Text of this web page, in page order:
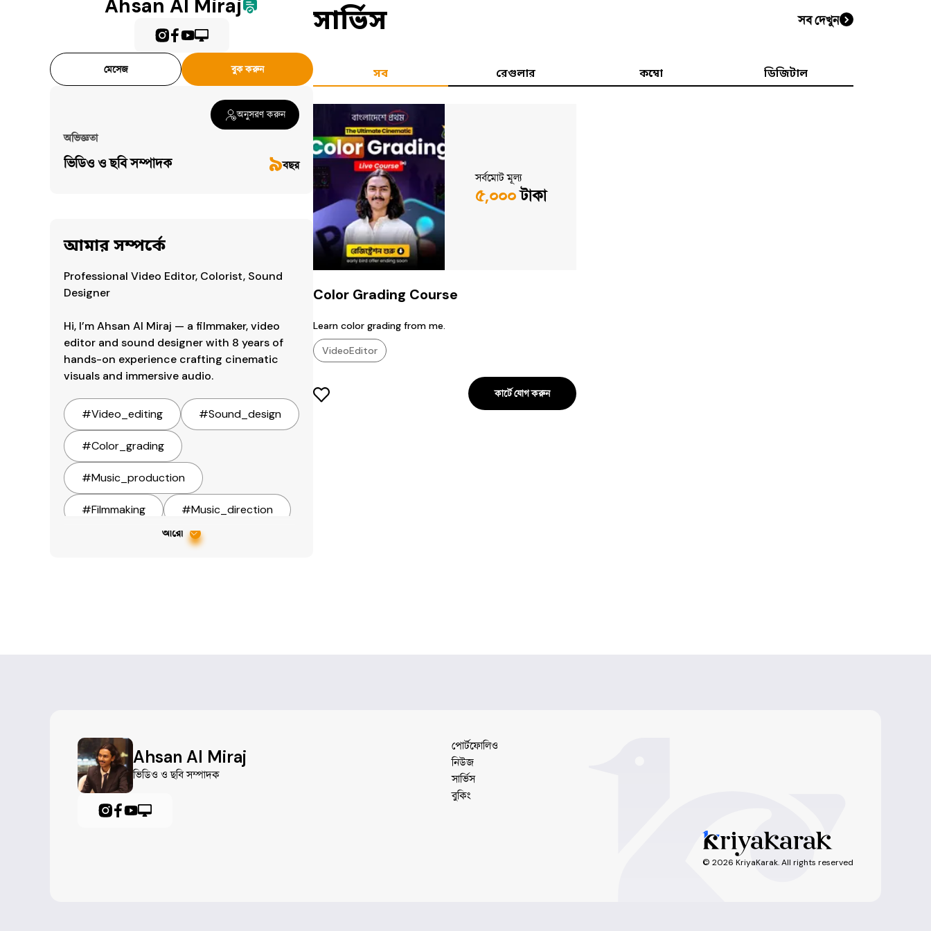
Ahsan Al Miraj
মেসেজ বুক করুন
অনুসরণ করুন
অভিজ্ঞতা
ভিডিও ও ছবি সম্পাদক ৯বছর
আমার সম্পর্কে
Professional Video Editor, Colorist, Sound
Designer
Hi, I’m Ahsan Al Miraj — a filmmaker, video
editor and sound designer with 8 years of
hands-on experience crafting cinematic
visuals and immersive audio.
#Video_editing #Sound_design
#Color_grading
#Music_production
#Filmmaking #Music_direction
আরো
সার্ভিস সব দেখুন
সব রেগুলার কম্বো ডিজিটাল
সর্বমোট মূল্য
৫,০০০টাকা
Color Grading Course
Learn color grading from me.
VideoEditor
কার্টে যোগ করুন
Ahsan Al Miraj
ভিডিও ও ছবি সম্পাদক
পোর্টফোলিও
নিউজ
সার্ভিস
বুকিং
© 2026 KriyaKarak. All rights reserved